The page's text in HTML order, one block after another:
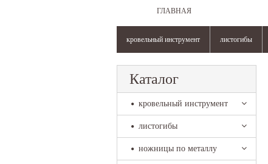
ГЛАВНАЯ
кровельный инструмент листогибы
Каталог
кровельный инструмент
листогибы
ножницы по металлу